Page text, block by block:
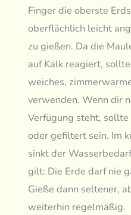
Finger die oberste
oberflächlich leicht
zu gießen. Da die
auf Kalk reagiert,
weiches,
verwenden. Wenn dir
Verfügung steht,
oder gefiltert sein. Im
sinkt der
gilt: Die Erde darf nie
Gieße dann seltener,
weiterhin regelmäßig.